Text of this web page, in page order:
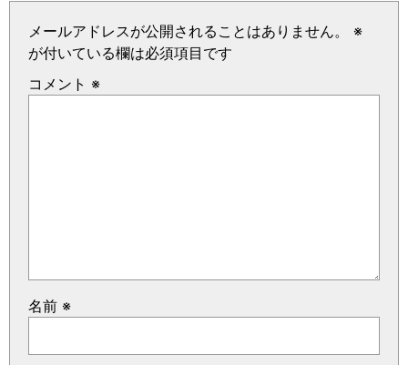
メールアドレスが公開されることはありません。
※
が付いている欄は必須項目です
コメント ※
名前 ※